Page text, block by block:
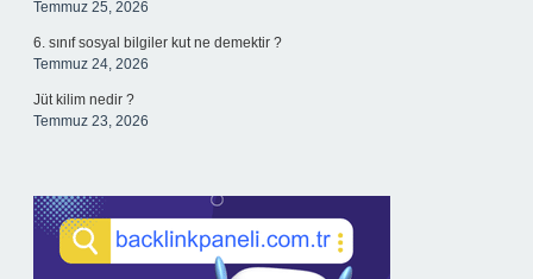
Temmuz 25, 2026
6. sınıf sosyal bilgiler kut ne demektir ?
Temmuz 24, 2026
Jüt kilim nedir ?
Temmuz 23, 2026